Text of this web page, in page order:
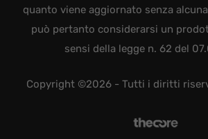
quanto viene aggiornato senza
può pertanto considerarsi un
sensi della legge n. 62 del
Copyright ©2026 - Tutti i diritti